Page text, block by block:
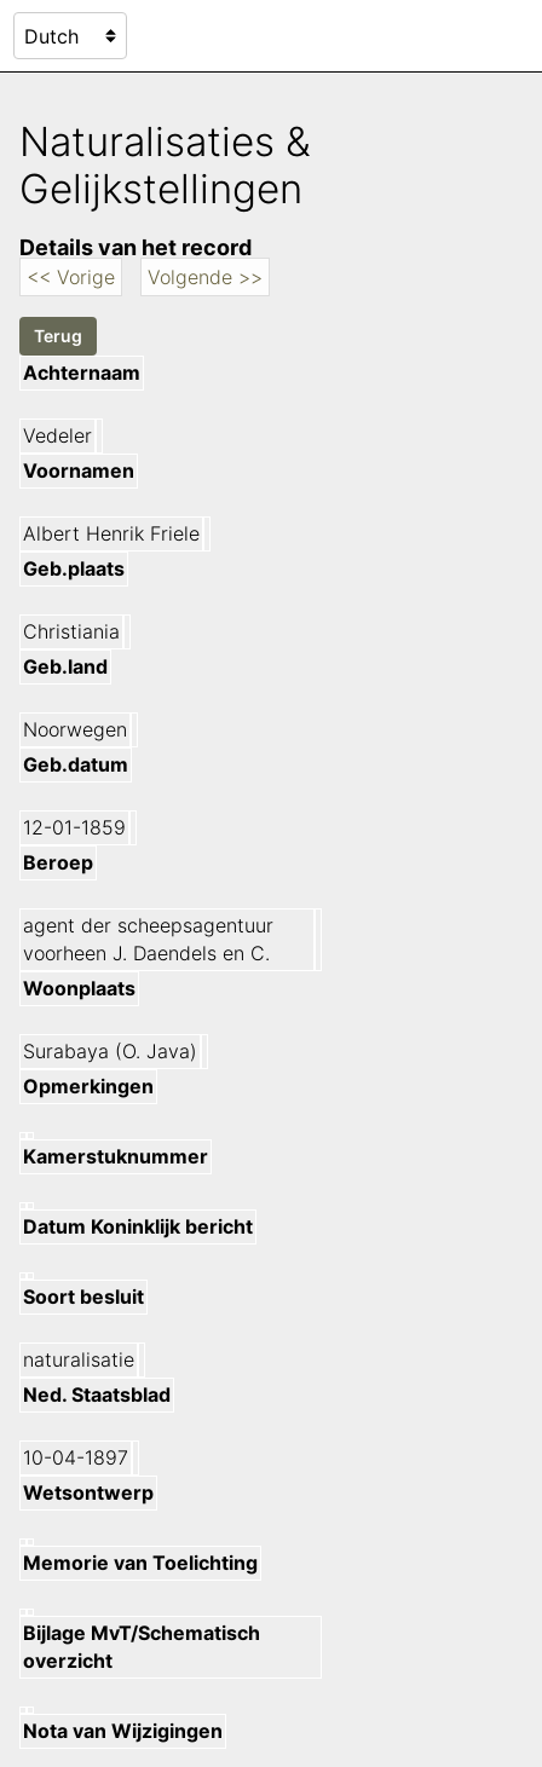
Naturalisaties &
Gelijkstellingen
Details van het record
<< Vorige Volgende >>
Achternaam
Vedeler
Voornamen
Albert Henrik Friele
Geb.plaats
Christiania
Geb.land
Noorwegen
Geb.datum
12-01-1859
Beroep
agent der scheepsagentuur
voorheen J. Daendels en C.
Woonplaats
Surabaya (O. Java)
Opmerkingen
Kamerstuknummer
Datum Koninklijk bericht
Soort besluit
naturalisatie
Ned. Staatsblad
10-04-1897
Wetsontwerp
Memorie van Toelichting
Bijlage MvT/Schematisch
overzicht
Nota van Wijzigingen